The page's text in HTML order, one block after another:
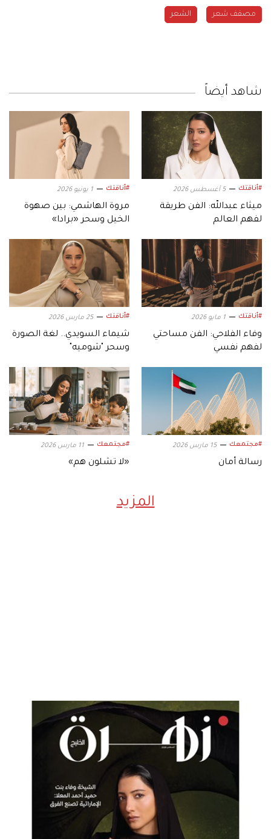
مصفف شعر الشعر
شاهد أيضاً
#أناقتك 5 أغسطس 2026
ميثاء عبدالله: الفن طريقة
لفهم العالم
#أناقتك 1 يونيو 2026
مروة الهاشمي: بين صهوة
الخيل وسحر «برادا»
#أناقتك 1 مايو 2026
وفاء الفلاحي: الفن مساحتي
لفهم نفسي
#أناقتك 25 مارس 2026
شيماء السويدي.. لغة الصورة
وسحر "شوميه"
#مجتمعك 15 مارس 2026
رسالة أمان
#مجتمعك 11 مارس 2026
«لا تشلون هم»
المزيد